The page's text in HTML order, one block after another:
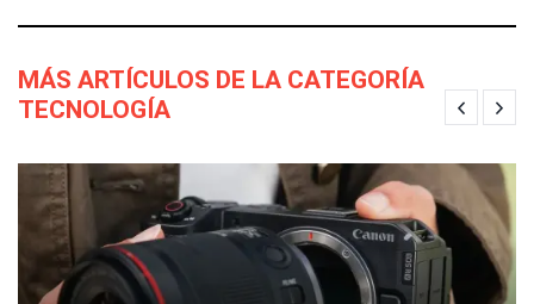
MÁS ARTÍCULOS DE LA CATEGORÍA
TECNOLOGÍA